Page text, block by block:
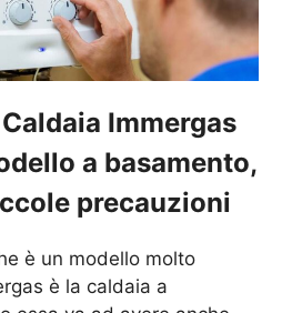
Immergas
a basamento,
precauzioni
è un modello molto
è la caldaia a